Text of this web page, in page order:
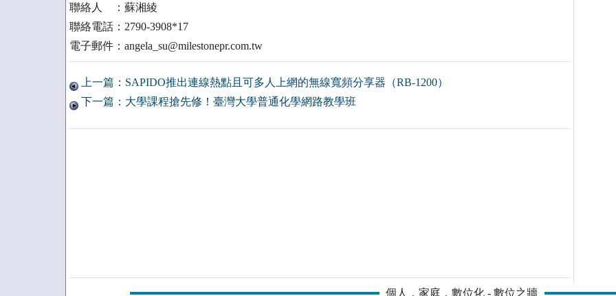
聯絡人 ：蘇湘綾
聯絡電話：2790-3908*17
電子郵件：angela_su@milestonepr.com.tw
上一篇：SAPIDO推出連線熱點且可多人上網的無線寬頻分享器（RB-1200）
下一篇：大學課程搶先修！臺灣大學普通化學網路教學班
個人．家庭．數位化 - 數位之牆